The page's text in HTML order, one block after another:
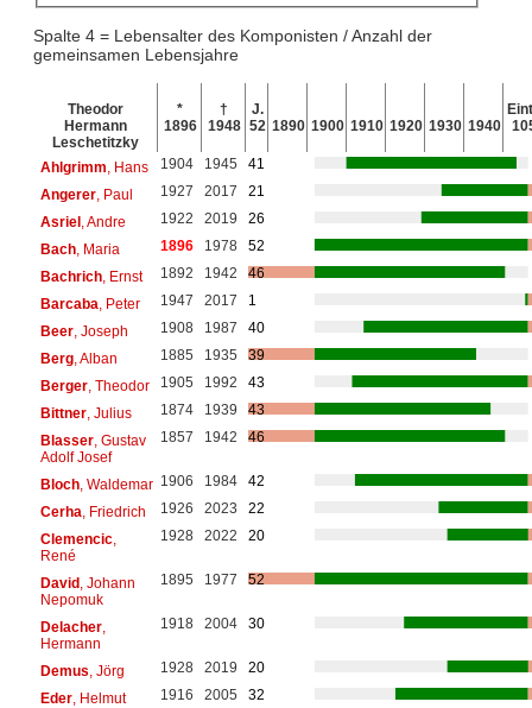
Spalte 4 = Lebensalter des Komponisten / Anzahl der
gemeinsamen Lebensjahre
Theodor
Hermann
Leschetitzky
*
1896
†
1948
J.
52 1890 1900 1910 1920 1930 1940
Ahlgrimm , Hans 1904 1945
41
Angerer, Paul 1927 2017
21
Asriel, Andre 1922 2019
26
Bach, Maria 1896 1978
52
Bachrich, Ernst 1892 1942
46
Barcaba , Peter 1947 2017
1
Beer, Joseph 1908 1987
40
Berg, Alban 1885 1935
39
Berger, Theodor 1905 1992
43
Bittner, Julius 1874 1939
43
Blasser, Gustav
Adolf Josef
1857 1942 46
Bloch, Waldemar 1906 1984
42
Cerha , Friedrich 1926 2023
22
Clemencic,
René
1928 2022 20
David, Johann
Nepomuk
1895 1977 52
Delacher,
Hermann
1918 2004 30
Demus , Jörg 1928 2019
20
Eder, Helmut 1916 2005
32